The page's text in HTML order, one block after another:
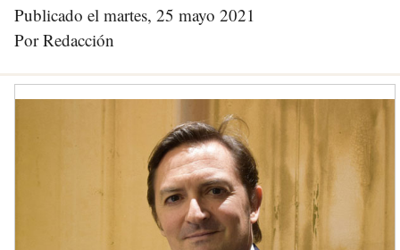
Publicado el martes, 25 mayo 2021
Por Redacción